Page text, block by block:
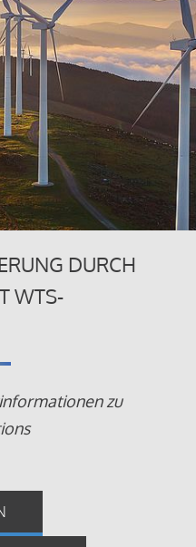
DURCH
WTS-
zu